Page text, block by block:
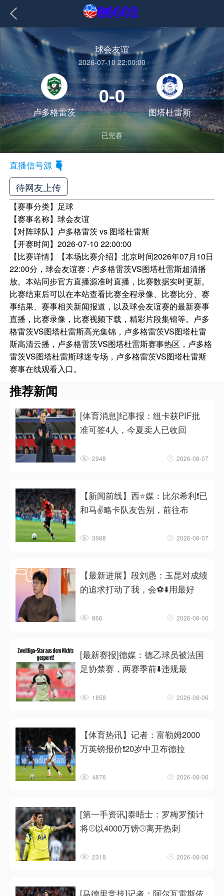
球会友谊
2026-07-10 22:00:00
卢多格雷茨
0-0
图塔杜雷斯
已完赛
直播信号源
待网友上传
【赛事分类】 足球
【赛事名称】球会友谊
【对阵球队】 卢多格雷茨 vs 图塔杜雷斯
【开赛时间】2026-07-10 22:00:00
【比赛详情】
【本场比赛介绍】北京时间2026年07月10日
22:00分，球会友谊赛 : 卢多格雷茨VS图塔杜雷斯超清播
放。本站同步官方直播源准时直播，比赛数据实时更新。
比赛结束后可以在本站查看比赛全程录像、比赛比分、赛
事结果、赛事相关新闻报道，以及球会友谊赛的最新赛事
直播，比赛录像，比赛视频下载，精彩片段集锦等。卢多
格雷茨VS图塔杜雷斯高光集锦，卢多格雷茨VS图塔杜雷
斯高清云播，卢多格雷茨VS图塔杜雷斯赛事热区，卢多格
雷茨VS图塔杜雷斯球迷专场，卢多格雷茨VS图塔杜雷斯
赛事在线观看入口。
推荐新闻
[体育消息]纪事报：纽卡获PIF批
准可签4人，今夏卖人已收回
2948 2026-08-07
【新闻前线】西⭐媒：比尔希利❗已
和马✌️略卡队友告别，前往布
3988 2026-08-07
【最新进展】段刘愚：玉昆对成绩
的追求打动了我，会⚽⬇️用最好
866 2026-08-06
[最新赛报]德媒：德乙球员被法国
足协禁赛，两赛季前⬇️违规最
1858 2026-08-06
【体育热讯】记者：富勒姆2000
万英镑报价❗20岁中卫布德拉
4876 2026-08-06
[第一手资讯]泰晤士：罗梅罗预计
将⚾以4000万镑⚾离开热刺
2318 2026-08-06